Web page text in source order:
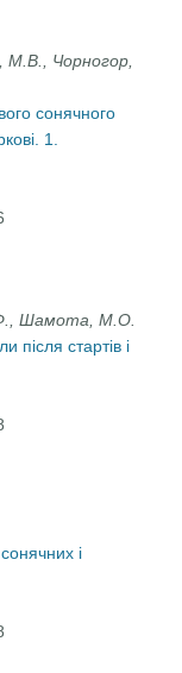
Чорногор,
сонячного
1.
Шамота, М.О.
після стартів і
і